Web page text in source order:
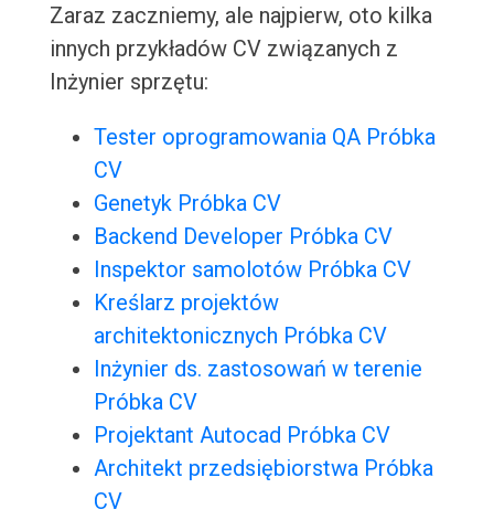
Zaraz zaczniemy, ale najpierw, oto kilka
innych przykładów CV związanych z
Inżynier sprzętu:
Tester oprogramowania QA Próbka
CV
Genetyk Próbka CV
Backend Developer Próbka CV
Inspektor samolotów Próbka CV
Kreślarz projektów
architektonicznych Próbka CV
Inżynier ds. zastosowań w terenie
Próbka CV
Projektant Autocad Próbka CV
Architekt przedsiębiorstwa Próbka
CV